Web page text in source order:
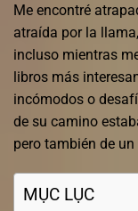
Me encontré
atraída por la
incluso mientras
libros más
incómodos o
de su camino
pero también de
MỤC LỤC